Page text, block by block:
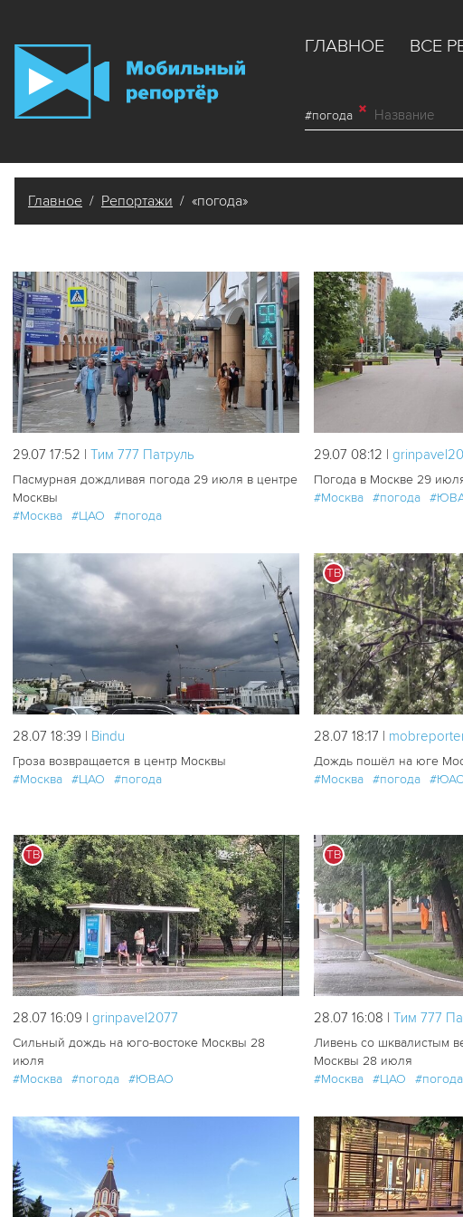
ГЛАВНОЕ ВСЕ
#погода
Главное / Репортажи / «погода»
0
29.07 17:52 | Tим 777 Патруль
Пасмурная дождливая погода 29 июля в центре
Москвы
#Москва #ЦАО #погода
29.07 08:12 |
Погода в Москве 29
#Москва #погода
62 0
28.07 18:39 | Bindu
Гроза возвращается в центр Москвы
#Москва #ЦАО #погода
ТВ
28.07 18:17 |
Дождь пошёл на юге
#Москва #погода
ТВ
28.07 16:09 | grinpavel2077
Сильный дождь на юго-востоке Москвы 28
июля
#Москва #погода #ЮВАО
ТВ
28.07 16:08 | Tим 777
Ливень со шквалистым
Москвы 28 июля
#Москва #ЦАО #погода